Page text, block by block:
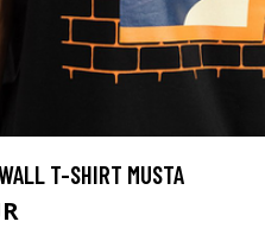
T-SHIRT MUSTA